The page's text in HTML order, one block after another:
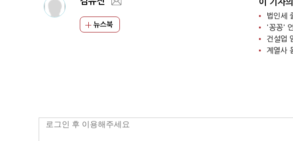
뉴스북
이 기자
법인세
'꽁꽁'
건설업
계열사